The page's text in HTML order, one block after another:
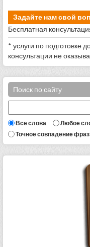
Задайте нам свой
Бесплатная
* услуги по подготовке
консультации не
Поиск по сайту
Все слова
Любое
Точное совпадение